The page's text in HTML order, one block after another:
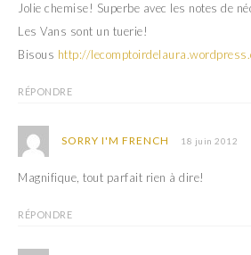
Jolie chemise! Superbe avec les notes de
Les Vans sont un tuerie!
Bisous http://
RÉPONDRE
SORRY I'M FRENCH 18 juin 2012
Magnifique, tout parfait rien à dire!
RÉPONDRE